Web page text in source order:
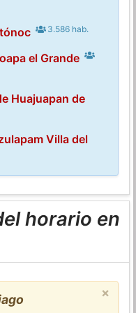
3.586 hab.
el Grande
Huajuapan de
Villa del
horario en
×